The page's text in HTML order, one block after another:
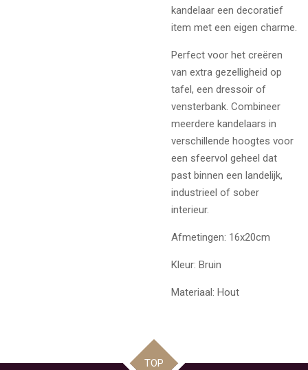
kandelaar een decoratief
item met een eigen charme.
Perfect voor het creëren
van extra gezelligheid op
tafel, een dressoir of
vensterbank. Combineer
meerdere kandelaars in
verschillende hoogtes voor
een sfeervol geheel dat
past binnen een landelijk,
industrieel of sober
interieur.
Afmetingen: 16x20cm
Kleur: Bruin
Materiaal: Hout
TOP